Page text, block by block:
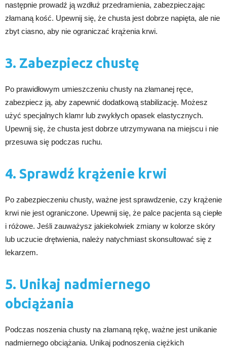
następnie prowadź ją wzdłuż przedramienia, zabezpieczając
złamaną kość. Upewnij się, że chusta jest dobrze napięta, ale nie
zbyt ciasno, aby nie ograniczać krążenia krwi.
3. Zabezpiecz chustę
Po prawidłowym umieszczeniu chusty na złamanej ręce,
zabezpiecz ją, aby zapewnić dodatkową stabilizację. Możesz
użyć specjalnych klamr lub zwykłych opasek elastycznych.
Upewnij się, że chusta jest dobrze utrzymywana na miejscu i nie
przesuwa się podczas ruchu.
4. Sprawdź krążenie krwi
Po zabezpieczeniu chusty, ważne jest sprawdzenie, czy krążenie
krwi nie jest ograniczone. Upewnij się, że palce pacjenta są ciepłe
i różowe. Jeśli zauważysz jakiekolwiek zmiany w kolorze skóry
lub uczucie drętwienia, należy natychmiast skonsultować się z
lekarzem.
5. Unikaj nadmiernego
obciążania
Podczas noszenia chusty na złamaną rękę, ważne jest unikanie
nadmiernego obciążania. Unikaj podnoszenia ciężkich